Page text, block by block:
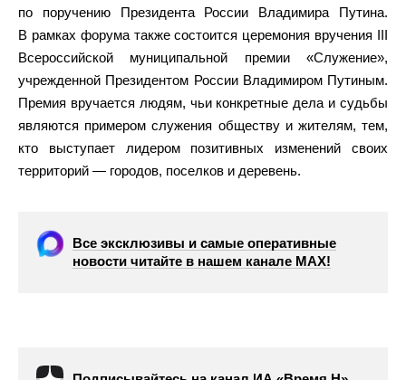
по поручению Президента России Владимира Путина.
В рамках форума также состоится церемония вручения III
Всероссийской муниципальной премии «Служение»,
учрежденной Президентом России Владимиром Путиным.
Премия вручается людям, чьи конкретные дела и судьбы
являются примером служения обществу и жителям, тем,
кто выступает лидером позитивных изменений своих
территорий — городов, поселков и деревень.
Все эксклюзивы и самые оперативные
новости читайте в нашем канале МАХ!